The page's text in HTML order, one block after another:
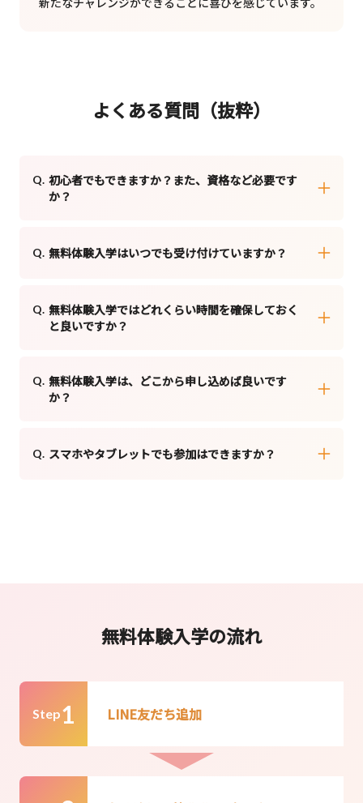
よくある質問（抜粋）
初心者でもできますか？また、資格など必要です
か？
無料体験入学はいつでも受け付けていますか？
無料体験入学ではどれくらい時間を確保しておく
と良いですか？
無料体験入学は、どこから申し込めば良いです
か？
スマホやタブレットでも参加はできますか？
無料体験入学の流れ
Step1 LINE友だち追加